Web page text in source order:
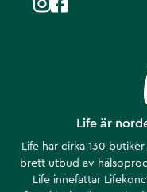
Life är
Life har cirka 130
brett utbud av
Life innefattar